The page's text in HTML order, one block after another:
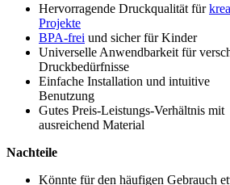
Hervorragende Druckqualität für
Projekte
BPA-frei und sicher für Kinder
Universelle Anwendbarkeit für
Druckbedürfnisse
Einfache Installation und intuitive
Benutzung
Gutes Preis-Leistungs-Verhältnis mit
ausreichend Material
Nachteile
Könnte für den häufigen Gebrauch